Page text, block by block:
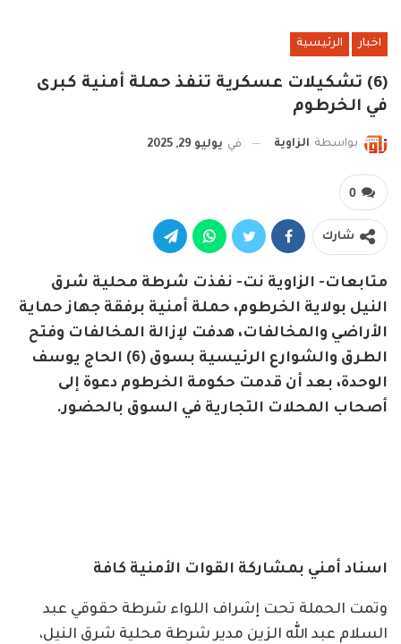
اخبار الرئيسية
(6) تشكيلات عسكرية تنفذ حملة أمنية كبرى
في الخرطوم
بواسطة الزاوية في يوليو 29, 2025
0
شارك
متابعات- الزاوية نت- نفذت شرطة محلية شرق
النيل بولاية الخرطوم، حملة أمنية برفقة جهاز حماية
الأراضي والمخالفات، هدفت لإزالة المخالفات وفتح
الطرق والشوارع الرئيسية بسوق (6) الحاج يوسف
الوحدة، بعد أن قدمت حكومة الخرطوم دعوة إلى
أصحاب المحلات التجارية في السوق بالحضور.
اسناد أمني بمشاركة القوات الأمنية كافة
وتمت الحملة تحت إشراف اللواء شرطة حقوقي عبد
السلام عبد الله الزين مدير شرطة محلية شرق النيل،